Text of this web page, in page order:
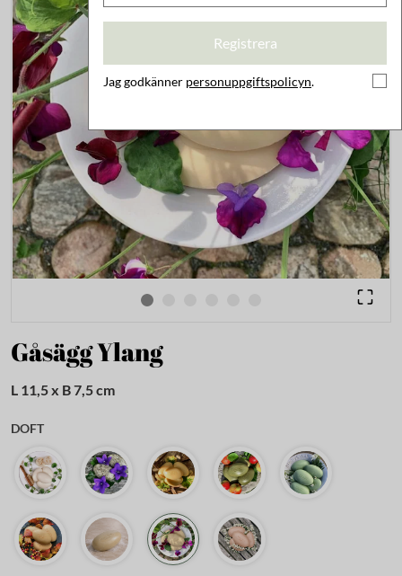
Gåsägg Ylang
L 11,5 x B 7,5 cm
DOFT
Registrera
Jag godkänner personuppgiftspolicyn.